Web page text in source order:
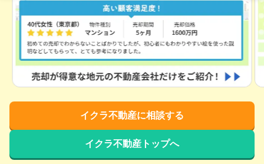
イクラ不動産に相談する
イクラ不動産トップへ